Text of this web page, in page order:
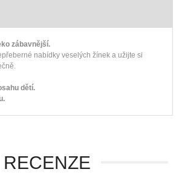
zábavnější.
nabídky veselých žínek a užijte si
dětí.
RECENZE